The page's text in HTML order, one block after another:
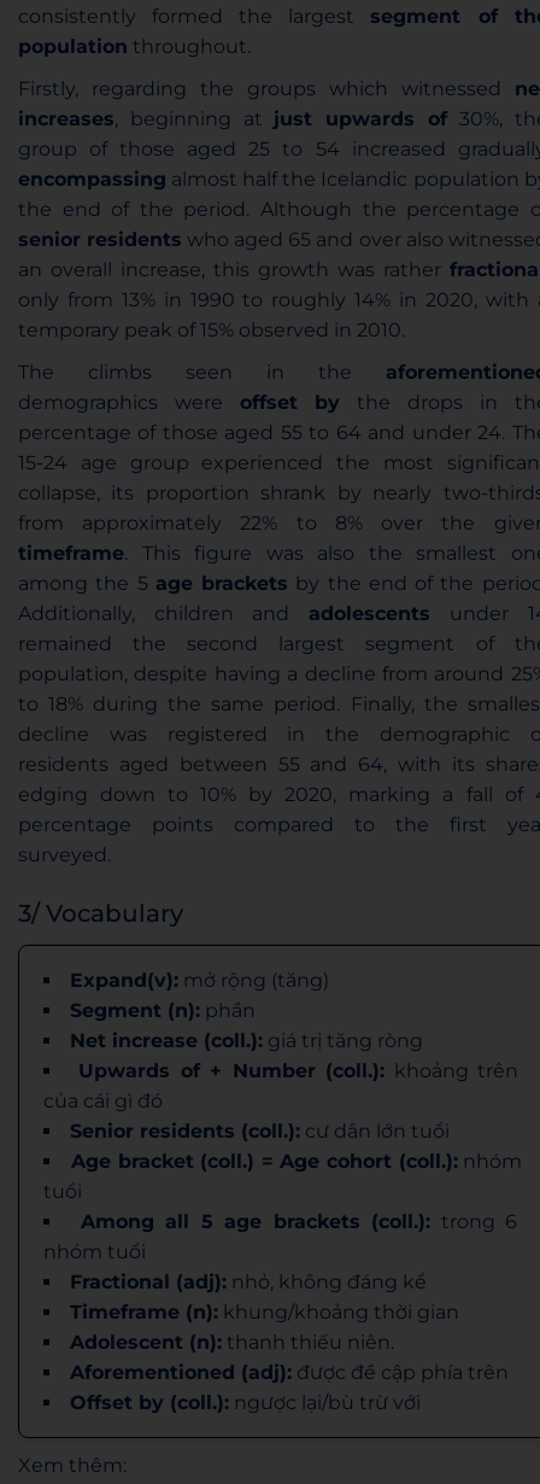
consistently formed the largest segment of
population throughout.
Firstly, regarding the groups which witnessed
increases, beginning at just upwards of 30%,
group of those aged 25 to 54 increased
encompassing almost half the Icelandic population
the end of the period. Although the percentage
senior residents who aged 65 and over also
an overall increase, this growth was rather
only from 13% in 1990 to roughly 14% in 2020, with
temporary peak of 15% observed in 2010.
The climbs seen in the
demographics were offset by the drops in
percentage of those aged 55 to 64 and under 24.
15-24 age group experienced the most
collapse, its proportion shrank by nearly two-
from approximately 22% to 8% over the
timeframe. This figure was also the smallest
among the 5 age brackets by the end of the
Additionally, children and adolescents under
remained the second largest segment of
population, despite having a decline from around
to 18% during the same period. Finally, the
decline was registered in the demographic
residents aged between 55 and 64, with its
edging down to 10% by 2020, marking a fall of
percentage points compared to the first
surveyed.
3/ Vocabulary
Expand(v): mở rộng (tăng)
Segment (n): phần
Net increase (coll.): giá trị tăng ròng
Upwards of + Number (coll.): khoảng trên
của cái gì đó
Senior residents (coll.): cư dân lớn tuổi
Age bracket (coll.) = Age cohort (coll.):nhóm
tuổi
Among all 5 age brackets (coll.): trong 6
nhóm tuổi
Fractional (adj): nhỏ, không đáng kể
Timeframe (n): khung/khoảng thời gian
Adolescent (n): thanh thiếu niên.
Aforementioned (adj): được đề cập phía trên
Offset by (coll.): ngược lại/bù trừ với
Xem thêm: